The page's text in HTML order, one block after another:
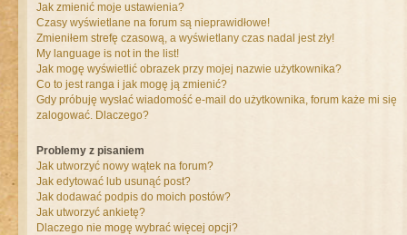
Jak zmienić moje ustawienia?
Czasy wyświetlane na forum są nieprawidłowe!
Zmieniłem strefę czasową, a wyświetlany czas nadal jest zły!
My language is not in the list!
Jak mogę wyświetlić obrazek przy mojej nazwie użytkownika?
Co to jest ranga i jak mogę ją zmienić?
Gdy próbuję wysłać wiadomość e-mail do użytkownika, forum każe mi się
zalogować. Dlaczego?
Problemy z pisaniem
Jak utworzyć nowy wątek na forum?
Jak edytować lub usunąć post?
Jak dodawać podpis do moich postów?
Jak utworzyć ankietę?
Dlaczego nie mogę wybrać więcej opcji?